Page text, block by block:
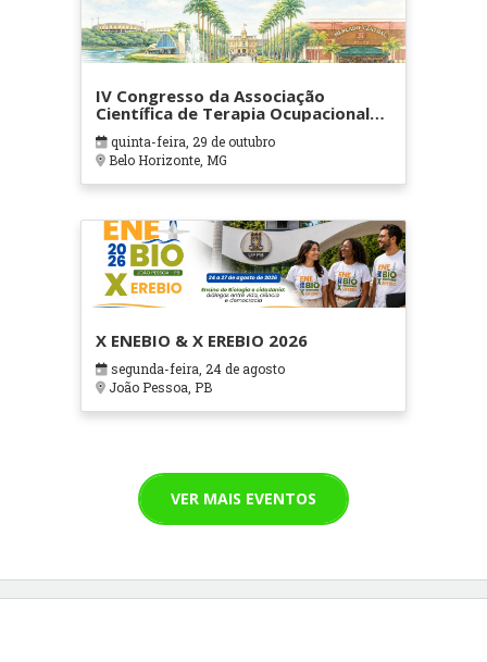
IV Congresso da Associação
Científica de Terapia Ocupacional
em Contextos Hospitalares e
Cuidados Paliativos - ATOHOSP
quinta-feira, 29 de outubro
Belo Horizonte, MG
X ENEBIO & X EREBIO 2026
segunda-feira, 24 de agosto
João Pessoa, PB
VER MAIS EVENTOS